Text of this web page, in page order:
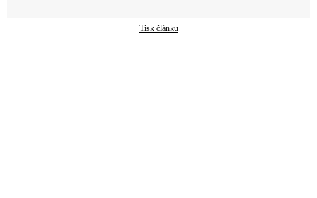
Tisk článku